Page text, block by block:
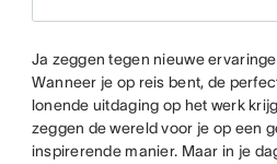
Ja zeggen tegen nieuwe
Wanneer je op reis bent, de
lonende uitdaging op het werk
zeggen de wereld voor je op een
inspirerende manier. Maar in je